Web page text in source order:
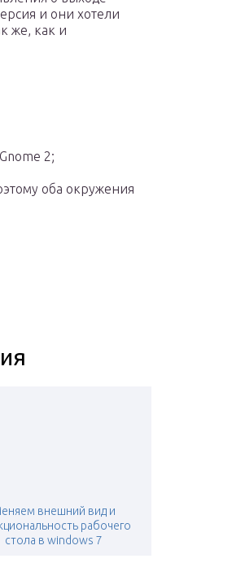
и они хотели
же, как и
2;
оба окружения
внешний вид и
рабочего
стола в windows 7